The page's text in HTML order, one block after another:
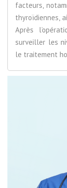
facteurs,
thyroïdiennes,
Après
surveiller les
le traitement